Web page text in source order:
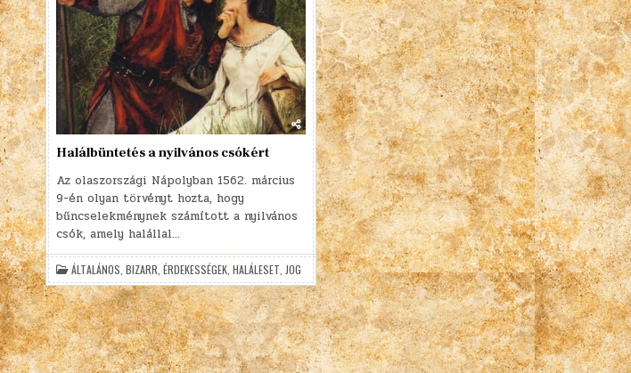
Halálbüntetés a nyilvános csókért
Az olaszországi Nápolyban 1562. március
9-én olyan törvényt hozta, hogy
bűncselekménynek számított a nyilvános
csók, amely halállal…
ÁLTALÁNOS ,BIZARR ,ÉRDEKESSÉGEK ,HALÁLESET JOG